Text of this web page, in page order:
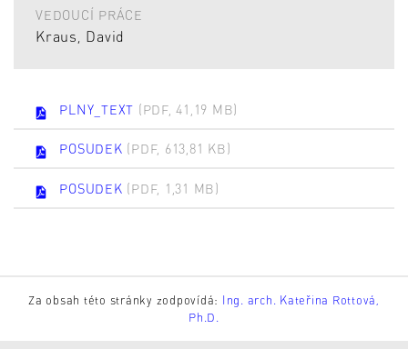
VEDOUCÍ PRÁCE
Kraus, David
PLNY_TEXT (PDF, 41,19 MB)
POSUDEK (PDF, 613,81 KB)
POSUDEK (PDF, 1,31 MB)
Za obsah této stránky zodpovídá: Ing. arch. Kateřina Rottová,
Ph.D.